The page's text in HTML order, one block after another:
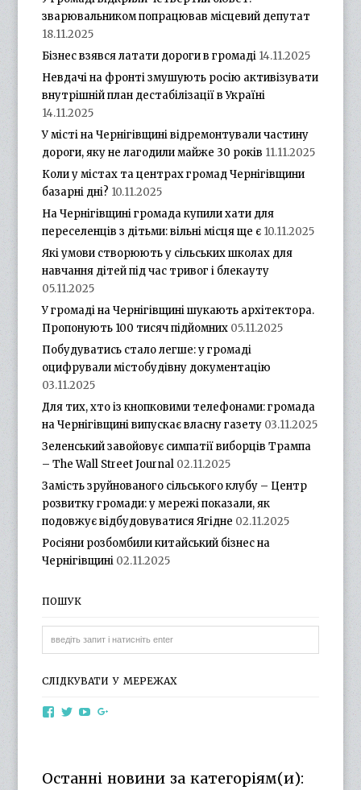
зварювальником попрацював місцевий депутат
18.11.2025
Бізнес взявся латати дороги в громаді 14.11.2025
Невдачі на фронті змушують росію активізувати
внутрішній план дестабілізації в Україні
14.11.2025
У місті на Чернігівщині відремонтували частину
дороги, яку не лагодили майже 30 років 11.11.2025
Коли у містах та центрах громад Чернігівщини
базарні дні? 10.11.2025
На Чернігівщині громада купили хати для
переселенців з дітьми: вільні місця ще є 10.11.2025
Які умови створюють у сільських школах для
навчання дітей під час тривог і блекауту
05.11.2025
У громаді на Чернігівщині шукають архітектора.
Пропонують 100 тисяч підйомних 05.11.2025
Побудуватись стало легше: у громаді
оцифрували містобудівну документацію
03.11.2025
Для тих, хто із кнопковими телефонами: громада
на Чернігівщині випускає власну газету 03.11.2025
Зеленський завойовує симпатії виборців Трампа
– The Wall Street Journal 02.11.2025
Замість зруйнованого сільського клубу – Центр
розвитку громади: у мережі показали, як
подовжує відбудовуватися Ягідне 02.11.2025
Росіяни розбомбили китайський бізнес на
Чернігівщині 02.11.2025
ПОШУК
СЛІДКУВАТИ У МЕРЕЖАХ
ViewViewView
YouTube
Останні новини за категоріям(и):